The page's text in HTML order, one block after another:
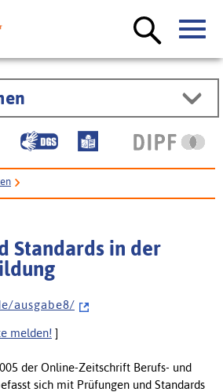
Standards in der
/ a u s g a b e 8 /
melden! ]
der Online-Zeitschrift Berufs- und
sich mit Prüfungen und Standards